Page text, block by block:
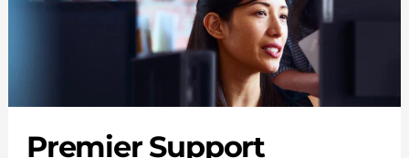
Premier Support